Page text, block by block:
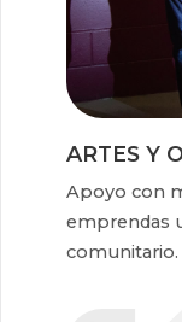
ARTES Y
Apoyo con
emprendas
comunitario.